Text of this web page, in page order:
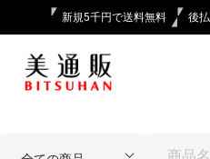
新規5千円で送料無料 後